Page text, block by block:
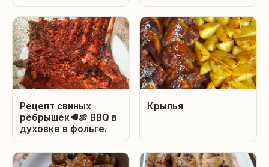
Рецепт свиных
рёбрышек🥩🍖 BBQ в
духовке в фольге.
Крылья